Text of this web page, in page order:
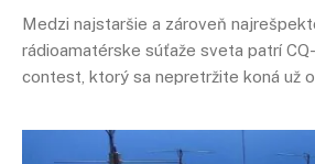
Medzi najstaršie a zároveň
rádioamatérske súťaže sveta patrí
contest, ktorý sa nepretržite koná už